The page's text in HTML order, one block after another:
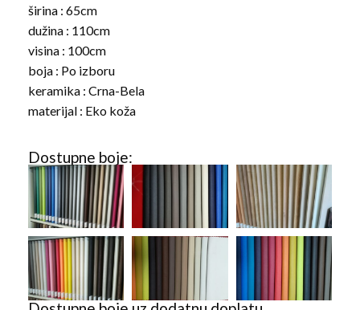
širina : 65cm
dužina : 110cm
visina : 100cm
boja : Po izboru
keramika : Crna-Bela
materijal : Eko koža
Dostupne boje: